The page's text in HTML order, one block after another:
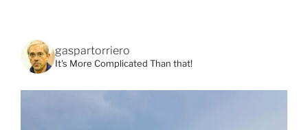
gaspartorriero
It's More Complicated Than that!